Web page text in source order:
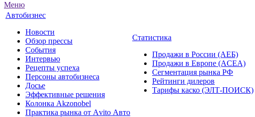
Меню
Автобизнес
Новости
Обзор прессы
События
Интервью
Рецепты успеха
Персоны автобизнеса
Досье
Эффективные решения
Колонка Akzonobel
Практика рынка от Аvito Авто
Статистика
Продажи в России (АЕБ)
Продажи в Европе (ACEA)
Сегментация рынка РФ
Рейтинги дилеров
Тарифы каско (ЭЛТ-ПОИСК)